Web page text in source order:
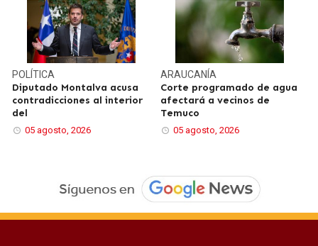
POLÍTICA
Diputado Montalva acusa
contradicciones al interior
del
05 agosto, 2026
ARAUCANÍA
Corte programado de agua
afectará a vecinos de
Temuco
05 agosto, 2026